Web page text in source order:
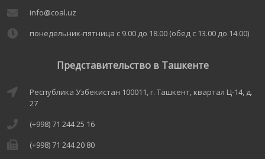
info@coal.uz
понедельник-пятница с 9.00 до 18.00 (обед с 13.00 до 14.00)
Представительство в Ташкенте
Республика Узбекистан 100011, г. Ташкент, квартал Ц-14, д.
27
(+998) 71 244 25 16
(+998) 71 244 20 80